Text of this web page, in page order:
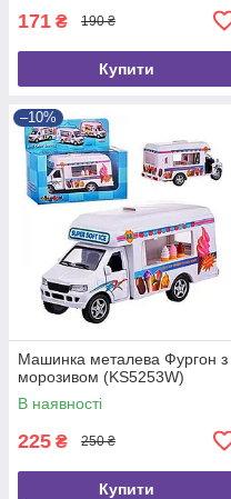
171 ₴ 190 ₴
Купити
–10%
Машинка металева Фургон з
морозивом (KS5253W)
В наявності
225 ₴ 250 ₴
Купити